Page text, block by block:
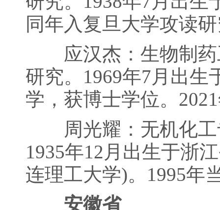
同年入复旦大学攻读
应汉杰：生物制药
研究。1969年7月出生
学，获博士学位。
周光耀：无机化工
1935年12月出生于浙
连理工大学)。1995年
安徽省